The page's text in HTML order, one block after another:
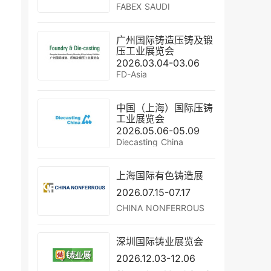
FABEX SAUDI
广州国际铸造压铸及锻
压工业展览会
2026.03.04-03.06
FD-Asia
中国（上海）国际压铸
工业展览会
2026.05.06-05.09
Diecasting China
上海国际有色铸造展
2026.07.15-07.17
CHINA NONFERROUS
深圳国际铸业展览会
2026.12.03-12.06